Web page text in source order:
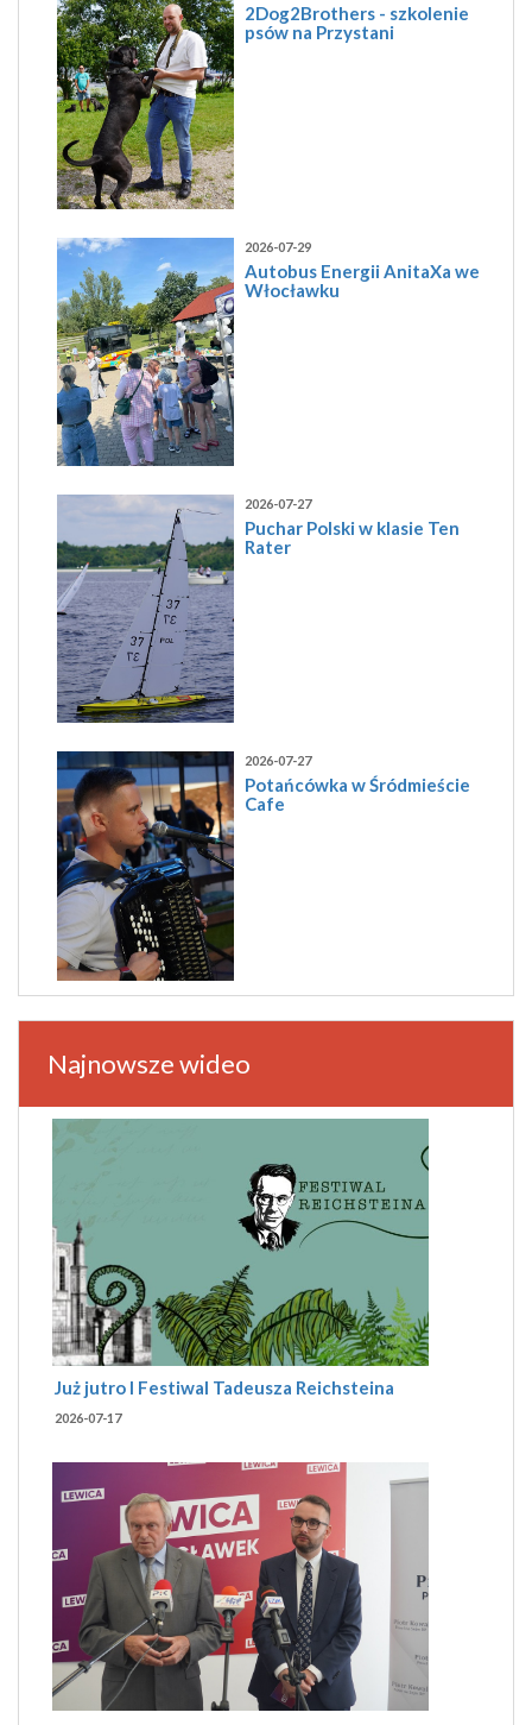
2Dog2Brothers - szkolenie
psów na Przystani
2026-07-29
Autobus Energii AnitaXa we
Włocławku
2026-07-27
Puchar Polski w klasie Ten
Rater
2026-07-27
Potańcówka w Śródmieście
Cafe
Najnowsze wideo
Już jutro I Festiwal Tadeusza Reichsteina
2026-07-17